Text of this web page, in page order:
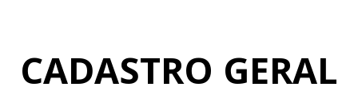
CADASTRO GERAL